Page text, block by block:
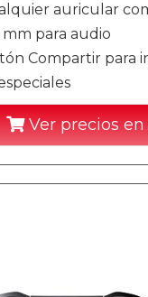
auricular
para audio
Compartir para
Ver precios